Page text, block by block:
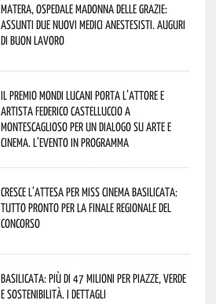
Matera, Ospedale Madonna delle Grazie:
assunti due nuovi medici anestesisti. Auguri
di buon lavoro
Il Premio Mondi Lucani porta l’attore e
artista Federico Castelluccio a
Montescaglioso per un dialogo su arte e
cinema. L’evento in programma
Cresce l’attesa per Miss Cinema Basilicata:
tutto pronto per la finale regionale del
concorso
Basilicata: più di 47 milioni per piazze, verde
e sostenibilità. I dettagli